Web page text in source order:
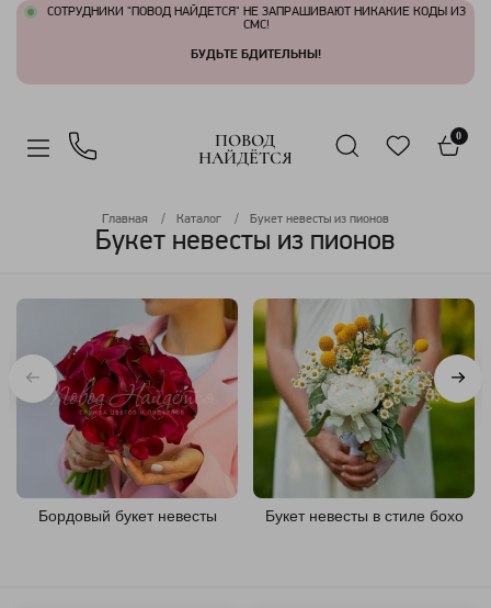
СОТРУДНИКИ "ПОВОД НАЙДЕТСЯ" НЕ ЗАПРАШИВАЮТ НИКАКИЕ КОДЫ ИЗ
СМС!
БУДЬТЕ БДИТЕЛЬНЫ!
ПОВОД
НАЙДЁТСЯ
0
Главная Каталог Букет невесты из пионов
Букет невесты из пионов
Бордовый букет невесты Букет невесты в стиле бохо